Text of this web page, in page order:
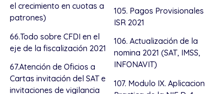
el crecimiento en cuotas a
patrones)
66.Todo sobre CFDI en el
eje de la fiscalización 2021
67.Atención de Oficios a
Cartas invitación del SAT e
invitaciones de vigilancia
105. Pagos Provisionales
ISR 2021
106. Actualización de la
nomina 2021 (SAT, IMSS,
INFONAVIT)
107. Modulo IX. Aplicacion